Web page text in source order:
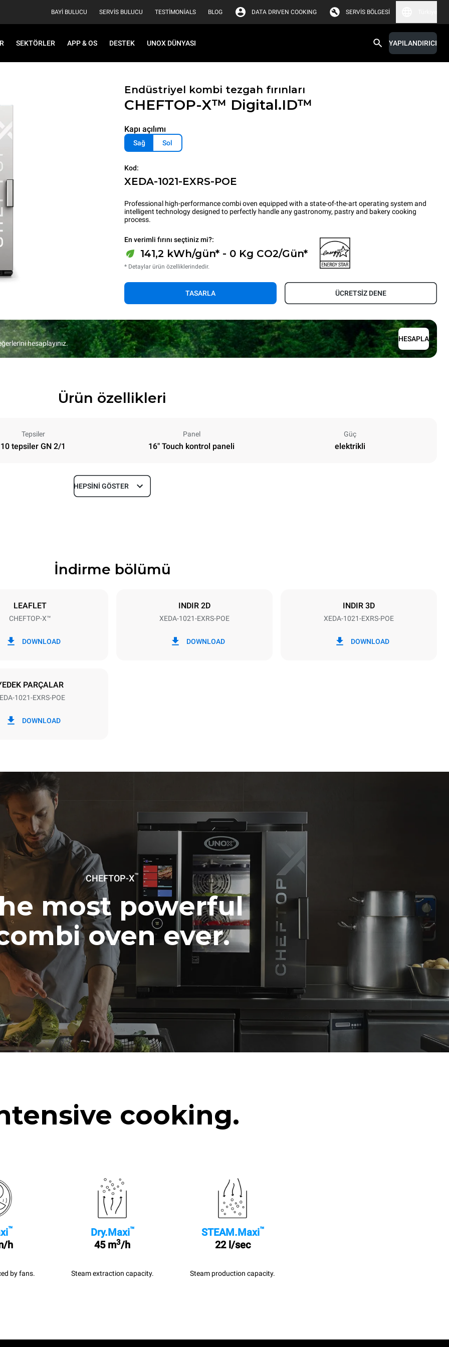
BAYI BULUCU SERVIS BULUCU TESTIMONIALS BLOG DATA DRIVEN COOKING SERVIS BÖLGESI
SEKTÖRLER APP & OS DESTEK UNOX DÜNYASI YAPILANDIRICI
Endüstriyel kombi tezgah fırınları
CHEFTOP-X™ Digital.ID™
Kapı açılımı
Sağ Sol
Kod:
XEDA-1021-EXRS-POE
Professional high-performance combi oven equipped with a state-of-the-art operating system and
intelligent technology designed to perfectly handle any gastronomy, pastry and bakery cooking
process.
En verimli fırını seçtiniz mi?:
141,2 kWh/gün* - 0 Kg CO2/Gün*
* Detaylar ürün özelliklerindedir.
TASARLA ÜCRETSİZ DENE
hesaplayınız.
HESAPLA
Ürün özellikleri
Tepsiler
10 tepsiler GN 2/1
Panel
16" Touch kontrol paneli
Güç
elektrikli
Derinlik
Tepsi boyutu
/ 220-240V 3~
programı kullanımı varsayımıyla
52 hafta):
programı
HEPSINI GÖSTER
İndirme bölümü
LEAFLET
CHEFTOP-X™
DOWNLOAD
INDIR 2D
XEDA-1021-EXRS-POE
DOWNLOAD
INDIR 3D
XEDA-1021-EXRS-POE
DOWNLOAD
PARÇALAR
1021-EXRS-POE
DOWNLOAD
CHEFTOP-X™
most powerful
oven ever.
cooking.
™
h
by fans.
Dry.Maxi™
45 m3/h
Steam extraction capacity.
STEAM.Maxi™
22 l/sec
Steam production capacity.